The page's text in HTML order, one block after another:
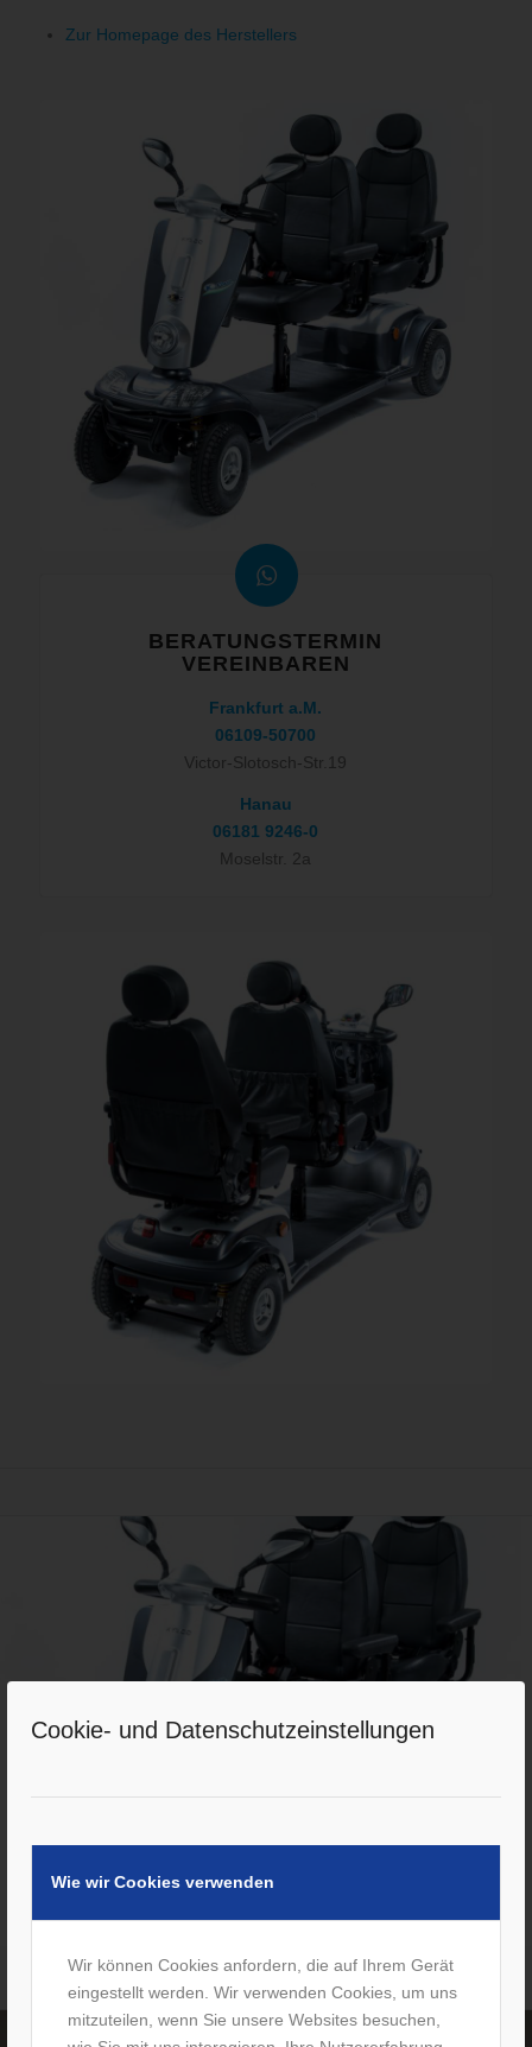
Cookie- und Datenschutzeinstellungen
Wie wir Cookies verwenden
Wir können Cookies anfordern, die auf Ihrem Gerät
eingestellt werden. Wir verwenden Cookies, um uns
mitzuteilen, wenn Sie unsere Websites besuchen,
Zur Homepage des Herstellers
BERATUNGSTERMIN
VEREINBAREN
Frankfurt a.M.
06109-50700
Victor-Slotosch-Str.19
Hanau
06181 9246-0
Moselstr. 2a